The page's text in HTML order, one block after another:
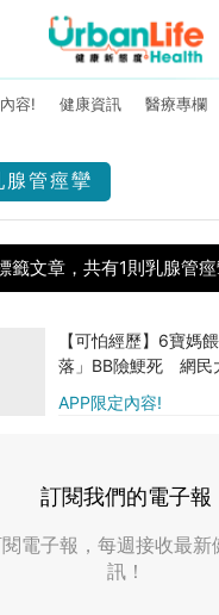
容! 健康資訊 醫療專欄
腺管痙攣
籤文章，共有1則乳腺管
APP限定內容!
【可怕經歷】6寶媽
落」BB險鯁死 網民
情況會發生（附乳腺
訂閱我們的電子報
電子報，每週接收最新
訊！